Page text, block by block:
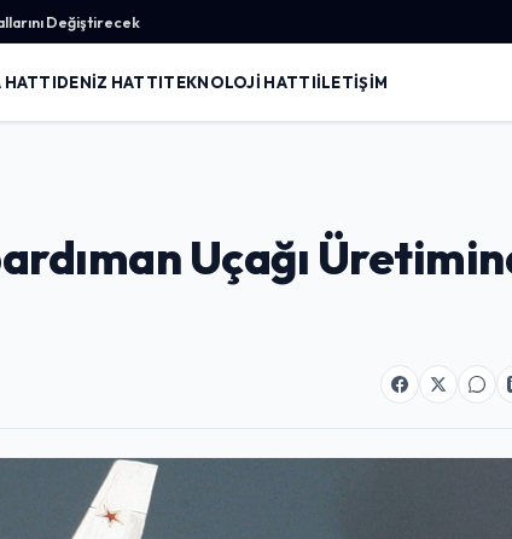
Değiştirecek
HATTIDENIZ HATTITEKNOLOJI HATTIİLETIŞIM
Uçağı